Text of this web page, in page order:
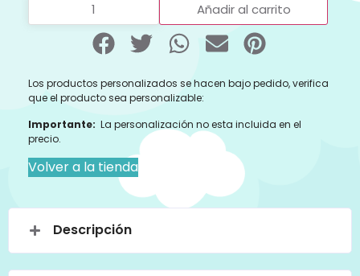
Añadir al carrito
Los productos personalizados se hacen bajo pedido, verifica
que el producto sea personalizable:
Importante: La personalización no esta incluida en el
precio.
Volver a la tienda
Descripción